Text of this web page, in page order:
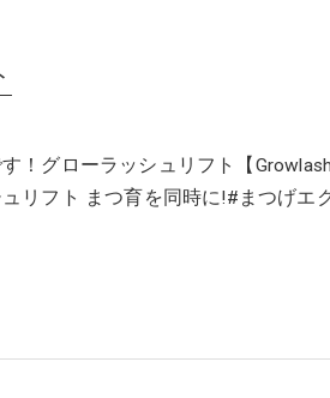
！グローラッシュリフト【
リフト まつ育を同時に!#まつげエ